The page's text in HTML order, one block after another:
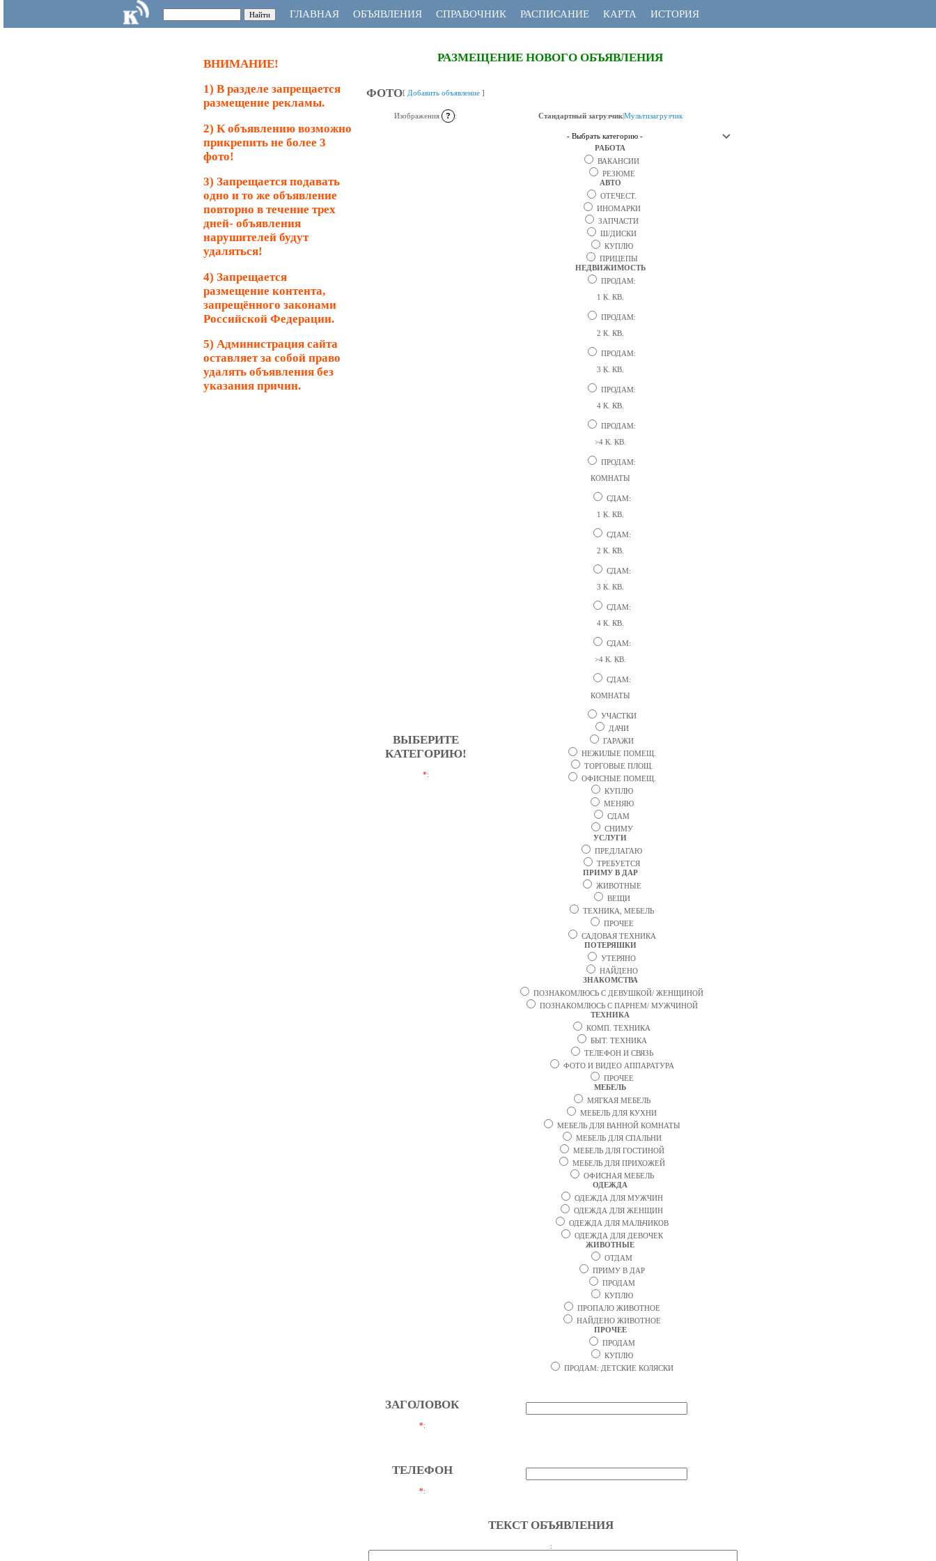
ГЛАВНАЯ ОБЪЯВЛЕНИЯ СПРАВОЧНИК РАСПИСАНИЕ КАРТА ИСТОРИЯ
ВНИМАНИЕ!
1) В разделе запрещается
размещение рекламы.
2) К объявлению возможно
прикрепить не более 3
фото!
3) Запрещается подавать
одно и то же объявление
повторно в течение трех
дней- объявления
нарушителей будут
удаляться!
4) Запрещается
размещение контента,
запрещённого законами
Российской Федерации.
5) Администрация сайта
оставляет за собой право
удалять объявления без
указания причин.
РАЗМЕЩЕНИЕ НОВОГО ОБЪЯВЛЕНИЯ
ФОТО[ Добавить объявление ]
Изображения ? : Стандартный загрузчик|Мультизагрузчик
ВЫБЕРИТЕ
КАТЕГОРИЮ!
*:
РАБОТА
ВАКАНСИИ
РЕЗЮМЕ
АВТО
ОТЕЧЕСТ.
ИНОМАРКИ
ЗАПЧАСТИ
Ш/ДИСКИ
КУПЛЮ
ПРИЦЕПЫ
НЕДВИЖИМОСТЬ
ПРОДАМ:
1 К. КВ.
ПРОДАМ:
2 К. КВ.
ПРОДАМ:
3 К. КВ.
ПРОДАМ:
4 К. КВ.
ПРОДАМ:
>4 К. КВ.
ПРОДАМ:
КОМНАТЫ
СДАМ:
1 К. КВ.
СДАМ:
2 К. КВ.
СДАМ:
3 К. КВ.
СДАМ:
4 К. КВ.
СДАМ:
>4 К. КВ.
СДАМ:
КОМНАТЫ
УЧАСТКИ
ДАЧИ
ГАРАЖИ
НЕЖИЛЫЕ ПОМЕЩ.
ТОРГОВЫЕ ПЛОЩ.
ОФИСНЫЕ ПОМЕЩ.
КУПЛЮ
МЕНЯЮ
СДАМ
СНИМУ
УСЛУГИ
ПРЕДЛАГАЮ
ТРЕБУЕТСЯ
ПРИМУ В ДАР
ЖИВОТНЫЕ
ВЕЩИ
ТЕХНИКА, МЕБЕЛЬ
ПРОЧЕЕ
САДОВАЯ ТЕХНИКА
ПОТЕРЯШКИ
УТЕРЯНО
НАЙДЕНО
ЗНАКОМСТВА
ПОЗНАКОМЛЮСЬ С ДЕВУШКОЙ/ ЖЕНЩИНОЙ
ПОЗНАКОМЛЮСЬ С ПАРНЕМ/ МУЖЧИНОЙ
ТЕХНИКА
КОМП. ТЕХНИКА
БЫТ. ТЕХНИКА
ТЕЛЕФОН И СВЯЗЬ
ФОТО И ВИДЕО АППАРАТУРА
ПРОЧЕЕ
МЕБЕЛЬ
МЯГКАЯ МЕБЕЛЬ
МЕБЕЛЬ ДЛЯ КУХНИ
МЕБЕЛЬ ДЛЯ ВАННОЙ КОМНАТЫ
МЕБЕЛЬ ДЛЯ СПАЛЬНИ
МЕБЕЛЬ ДЛЯ ГОСТИНОЙ
МЕБЕЛЬ ДЛЯ ПРИХОЖЕЙ
ОФИСНАЯ МЕБЕЛЬ
ОДЕЖДА
ОДЕЖДА ДЛЯ МУЖЧИН
ОДЕЖДА ДЛЯ ЖЕНЩИН
ОДЕЖДА ДЛЯ МАЛЬЧИКОВ
ОДЕЖДА ДЛЯ ДЕВОЧЕК
ЖИВОТНЫЕ
ОТДАМ
ПРИМУ В ДАР
ПРОДАМ
КУПЛЮ
ПРОПАЛО ЖИВОТНОЕ
НАЙДЕНО ЖИВОТНОЕ
ПРОЧЕЕ
ПРОДАМ
КУПЛЮ
ПРОДАМ: ДЕТСКИЕ КОЛЯСКИ
ЗАГОЛОВОК
*:
ТЕЛЕФОН
*:
ТЕКСТ ОБЪЯВЛЕНИЯ
: